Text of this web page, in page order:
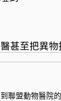
甚至把異物
聯盟動物醫院